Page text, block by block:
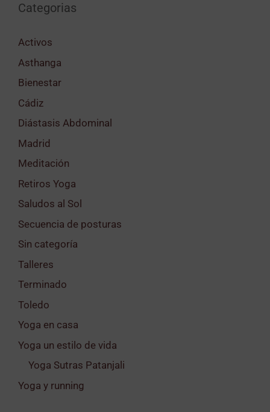
Categorias
Activos
Asthanga
Bienestar
Cádiz
Diástasis Abdominal
Madrid
Meditación
Retiros Yoga
Saludos al Sol
Secuencia de posturas
Sin categoría
Talleres
Terminado
Toledo
Yoga en casa
Yoga un estilo de vida
Yoga Sutras Patanjali
Yoga y running